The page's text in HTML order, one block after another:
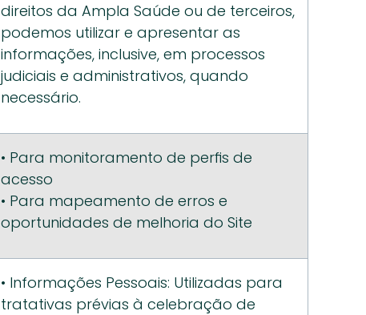
direitos da Ampla Saúde ou de terceiros,
podemos utilizar e apresentar as
informações, inclusive, em processos
judiciais e administrativos, quando
necessário.
• Para monitoramento de perfis de
acesso
• Para mapeamento de erros e
oportunidades de melhoria do Site
• Informações Pessoais: Utilizadas para
tratativas prévias à celebração de